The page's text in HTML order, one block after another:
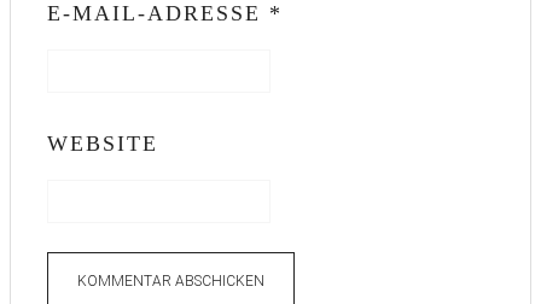
E-MAIL-ADRESSE *
WEBSITE